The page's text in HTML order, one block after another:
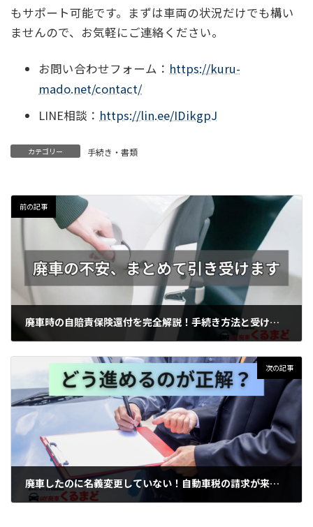
もサポート可能です。まずは車両の状況だけでも構い
ませんので、お気軽にご連絡ください。
お問い合わせフォーム： https://kuru-
mado.net/contact/
LINE相談： https://lin.ee/IDikgpJ
カテゴリー 手続き・書類
前の記事
廃車時の自賠責保険還付を完全解説！手続き方法と受け取り額の計算
次の記事
廃車したのに名義変更していない！自動車税の請求が来た時の対処法